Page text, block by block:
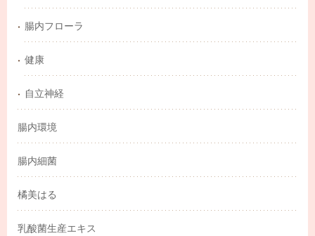
腸内フローラ
健康
自立神経
腸内環境
腸内細菌
橘美はる
乳酸菌生産エキス